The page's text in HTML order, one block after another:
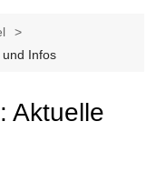
und Infos
Aktuelle